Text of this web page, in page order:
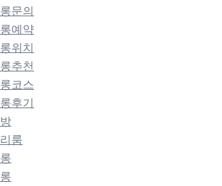
문의
예약
위치
추천
코스
후기
룸